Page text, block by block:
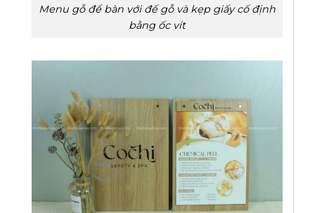
Menu gỗ để bàn với đế gỗ và kẹp giấy cố định
bằng ốc vít